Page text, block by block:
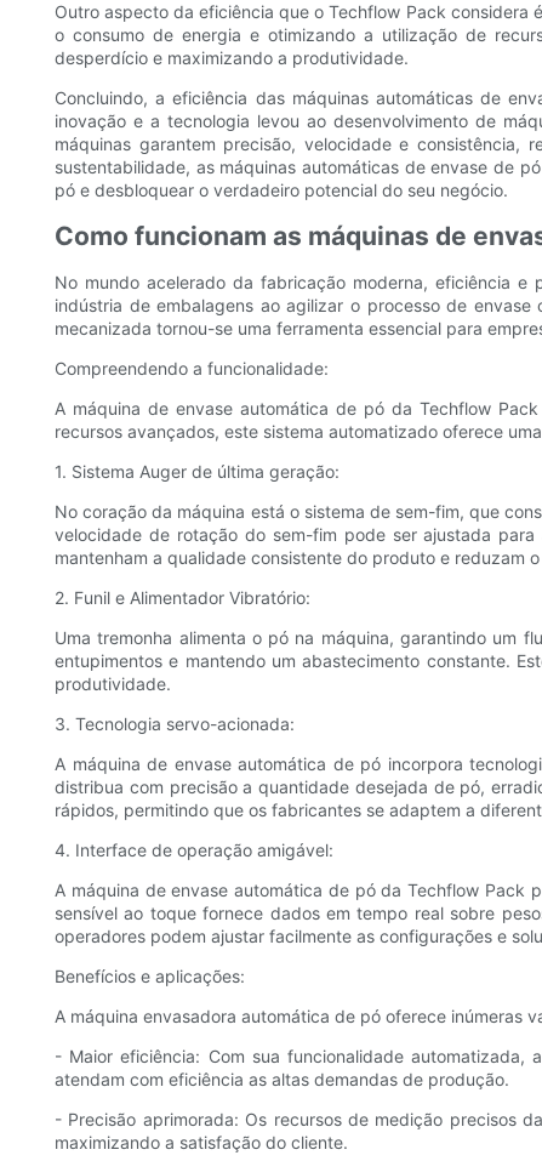
Outro aspecto da eficiência que o Techflow Pack
o consumo de energia e otimizando a utilização de
desperdício e maximizando a produtividade.
Concluindo, a eficiência das máquinas automáticas de
inovação e a tecnologia levou ao desenvolvimento de
máquinas garantem precisão, velocidade e
sustentabilidade, as máquinas automáticas de envase de
pó e desbloquear o verdadeiro potencial do seu negócio.
Como funcionam as máquinas de
No mundo acelerado da fabricação moderna, eficiência e
indústria de embalagens ao agilizar o processo de
mecanizada tornou-se uma ferramenta essencial para
Compreendendo a funcionalidade:
A máquina de envase automática de pó da Techflow
recursos avançados, este sistema automatizado oferece
1. Sistema Auger de última geração:
No coração da máquina está o sistema de sem-fim, que
velocidade de rotação do sem-fim pode ser ajustada
mantenham a qualidade consistente do produto e reduzam
2. Funil e Alimentador Vibratório:
Uma tremonha alimenta o pó na máquina, garantindo um
entupimentos e mantendo um abastecimento constante.
produtividade.
3. Tecnologia servo-acionada:
A máquina de envase automática de pó incorpora
distribua com precisão a quantidade desejada de pó,
rápidos, permitindo que os fabricantes se adaptem a
4. Interface de operação amigável:
A máquina de envase automática de pó da Techflow Pack
sensível ao toque fornece dados em tempo real sobre
operadores podem ajustar facilmente as configurações e
Benefícios e aplicações:
A máquina envasadora automática de pó oferece inúmeras
- Maior eficiência: Com sua funcionalidade
atendam com eficiência as altas demandas de produção.
- Precisão aprimorada: Os recursos de medição precisos
maximizando a satisfação do cliente.